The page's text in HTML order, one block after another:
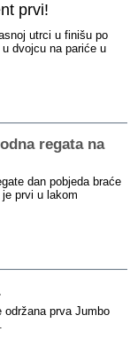
prvi!
utrci u finišu po
dvojcu na pariće u
regata na
dan pobjeda braće
prvi u lakom
održana prva Jumbo